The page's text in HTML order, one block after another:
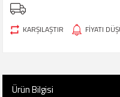
KARŞILAŞTIR FİYATI
Ürün Bilgisi